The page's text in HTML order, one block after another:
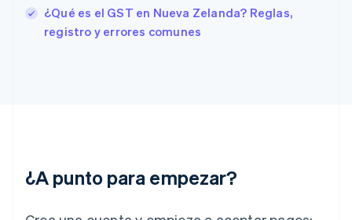
¿Qué es el GST en Nueva Zelanda? Reglas,
registro y errores comunes
¿A punto para empezar?
EspañolEnglish
Estados Unidos
English
Grecia